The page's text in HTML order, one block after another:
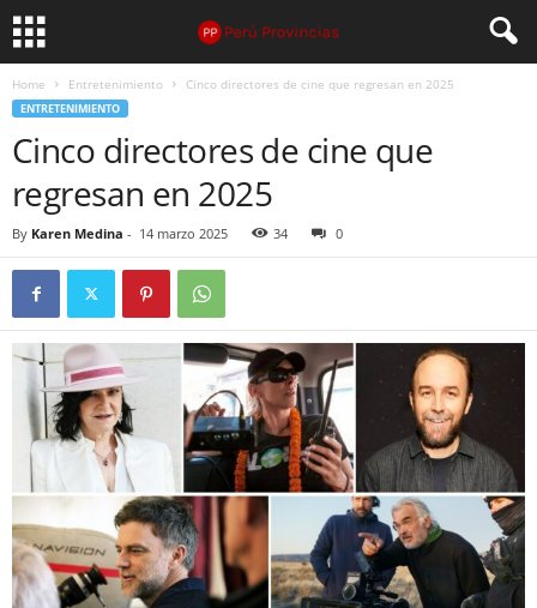
Home Entretenimiento Cinco directores de cine que regresan en 2025
ENTRETENIMIENTO
Cinco directores de cine que
regresan en 2025
By Karen Medina - 14 marzo 2025 34 0